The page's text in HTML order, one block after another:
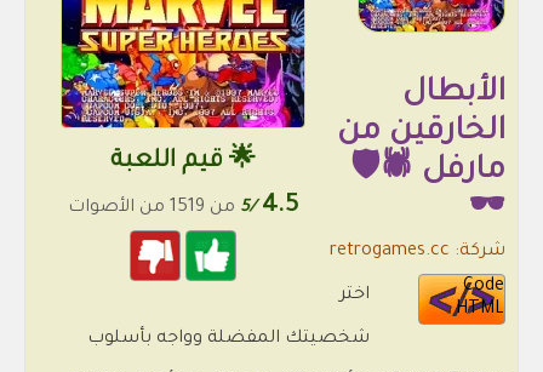
🌟 قيم اللعبة
4.5
/5 من 1519 من الأصوات
الأبطال
الخارقين من
مارفل 🕷️🛡️
🕶️
شركة: retrogames.cc
Code
HTML
اختر
شخصيتك المفضلة وواجه بأسلوب